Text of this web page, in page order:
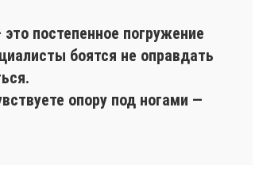
постепенное погружение
боятся не оправдать
опору под ногами —